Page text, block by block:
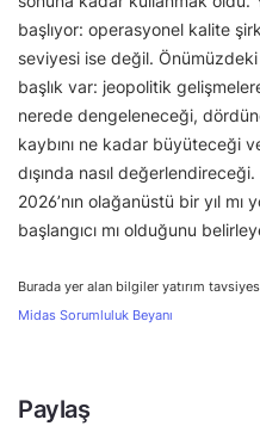
başlıyor: operasyonel kalite
seviyesi ise değil.
başlık var: jeopolitik
nerede dengeleneceği,
kaybını ne kadar büyüteceği
dışında nasıl
2026’nın olağanüstü bir yıl
başlangıcı mı olduğunu
Burada yer alan bilgiler yatırım
Midas Sorumluluk Beyanı
Paylaş